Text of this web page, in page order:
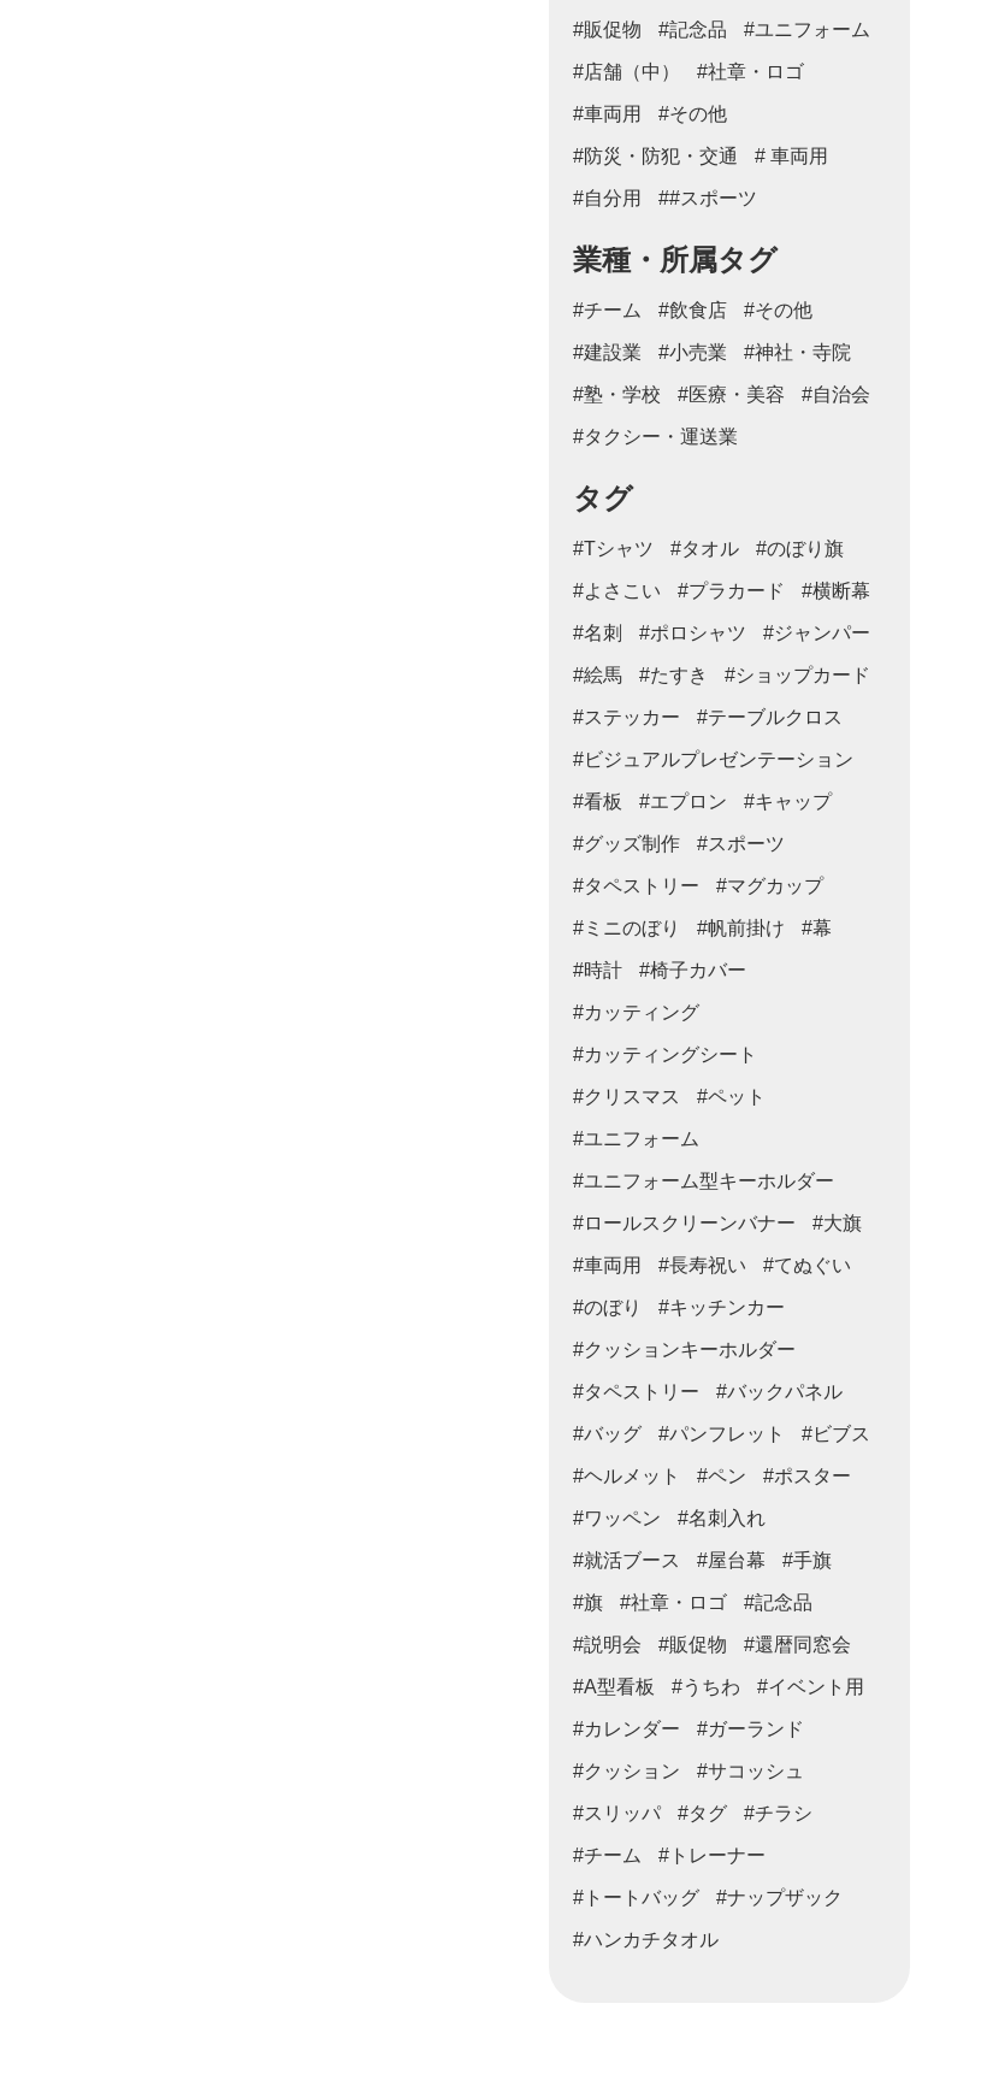
#販促物 #記念品 #ユニフォーム
#店舗（中） #社章・ロゴ
#車両用 #その他
#防災・防犯・交通 # 車両用
#自分用 ##スポーツ
業種・所属タグ
#チーム #飲食店 #その他
#建設業 #小売業 #神社・寺院
#塾・学校 #医療・美容 #自治会
#タクシー・運送業
タグ
#Tシャツ #タオル #のぼり旗
#よさこい #プラカード #横断幕
#名刺 #ポロシャツ #ジャンパー
#絵馬 #たすき #ショップカード
#ステッカー #テーブルクロス
#ビジュアルプレゼンテーション
#看板 #エプロン #キャップ
#グッズ制作 #スポーツ
#タペストリー #マグカップ
#ミニのぼり #帆前掛け #幕
#時計 #椅子カバー
#カッティング
#カッティングシート
#クリスマス #ペット
#ユニフォーム
#ユニフォーム型キーホルダー
#ロールスクリーンバナー #大旗
#車両用 #長寿祝い #てぬぐい
#のぼり #キッチンカー
#クッションキーホルダー
#タペストリー #バックパネル
#バッグ #パンフレット #ビブス
#ヘルメット #ペン #ポスター
#ワッペン #名刺入れ
#就活ブース #屋台幕 #手旗
#旗 #社章・ロゴ #記念品
#説明会 #販促物 #還暦同窓会
#A型看板 #うちわ #イベント用
#カレンダー #ガーランド
#クッション #サコッシュ
#スリッパ #タグ #チラシ
#チーム #トレーナー
#トートバッグ #ナップザック
#ハンカチタオル